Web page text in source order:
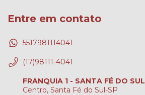
Entre em contato
5517981114041
(17)98111-4041
FRANQUIA 1 - SANTA FÉ DO SUL
Centro, Santa Fé do Sul-SP